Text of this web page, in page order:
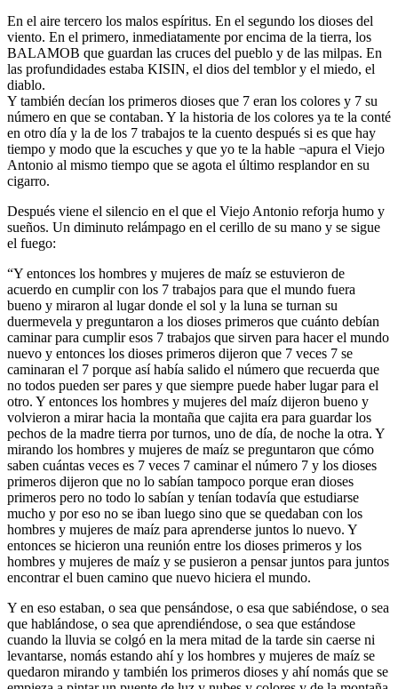
En el aire tercero los malos espíritus. En el segundo los dioses del
viento. En el primero, inmediatamente por encima de la tierra, los
BALAMOB que guardan las cruces del pueblo y de las milpas. En
las profundidades estaba KISIN, el dios del temblor y el miedo, el
diablo.
Y también decían los primeros dioses que 7 eran los colores y 7 su
número en que se contaban. Y la historia de los colores ya te la conté
en otro día y la de los 7 trabajos te la cuento después si es que hay
tiempo y modo que la escuches y que yo te la hable ¬apura el Viejo
Antonio al mismo tiempo que se agota el último resplandor en su
cigarro.
Después viene el silencio en el que el Viejo Antonio reforja humo y
sueños. Un diminuto relámpago en el cerillo de su mano y se sigue
el fuego:
“Y entonces los hombres y mujeres de maíz se estuvieron de
acuerdo en cumplir con los 7 trabajos para que el mundo fuera
bueno y miraron al lugar donde el sol y la luna se turnan su
duermevela y preguntaron a los dioses primeros que cuánto debían
caminar para cumplir esos 7 trabajos que sirven para hacer el mundo
nuevo y entonces los dioses primeros dijeron que 7 veces 7 se
caminaran el 7 porque así había salido el número que recuerda que
no todos pueden ser pares y que siempre puede haber lugar para el
otro. Y entonces los hombres y mujeres del maíz dijeron bueno y
volvieron a mirar hacia la montaña que cajita era para guardar los
pechos de la madre tierra por turnos, uno de día, de noche la otra. Y
mirando los hombres y mujeres de maíz se preguntaron que cómo
saben cuántas veces es 7 veces 7 caminar el número 7 y los dioses
primeros dijeron que no lo sabían tampoco porque eran dioses
primeros pero no todo lo sabían y tenían todavía que estudiarse
mucho y por eso no se iban luego sino que se quedaban con los
hombres y mujeres de maíz para aprenderse juntos lo nuevo. Y
entonces se hicieron una reunión entre los dioses primeros y los
hombres y mujeres de maíz y se pusieron a pensar juntos para juntos
encontrar el buen camino que nuevo hiciera el mundo.
Y en eso estaban, o sea que pensándose, o esa que sabiéndose, o sea
que hablándose, o sea que aprendiéndose, o sea que estándose
cuando la lluvia se colgó en la mera mitad de la tarde sin caerse ni
levantarse, nomás estando ahí y los hombres y mujeres de maíz se
quedaron mirando y también los primeros dioses y ahí nomás que se